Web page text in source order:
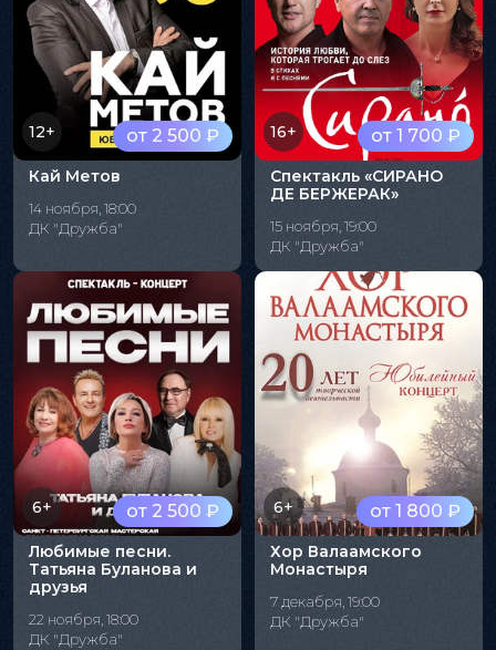
от 2 500 ₽
12+
Кай Метов
14 ноября, 18:00
ДК "Дружба"
от 1 700 ₽
16+
Спектакль «СИРАНО
ДЕ БЕРЖЕРАК»
15 ноября, 19:00
ДК "Дружба"
от 2 500 ₽
6+
Любимые песни.
Татьяна Буланова и
друзья
22 ноября, 18:00
ДК "Дружба"
от 1 800 ₽
6+
Хор Валаамского
Монастыря
7 декабря, 19:00
ДК "Дружба"